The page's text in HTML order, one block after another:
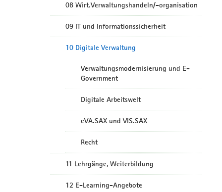
08 Wirt.Verwaltungshandeln/-organisation
09 IT und Informationssicherheit
10 Digitale Verwaltung
Verwaltungsmodernisierung und E-
Government
Digitale Arbeitswelt
eVA.SAX und VIS.SAX
Recht
11 Lehrgänge, Weiterbildung
12 E-Learning-Angebote